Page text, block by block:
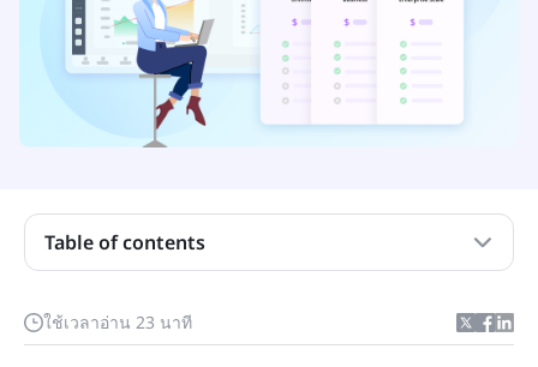
ใช้เวลาอ่าน 23 นาที
Table of contents
Zoho One คืออะไร?
โมเดลการกำหนดราคาสำหรับพนักงานทั้งหมดของ
Zoho One
การกำหนดราคาผู้ใช้ที่ยืดหยุ่นของ Zoho One